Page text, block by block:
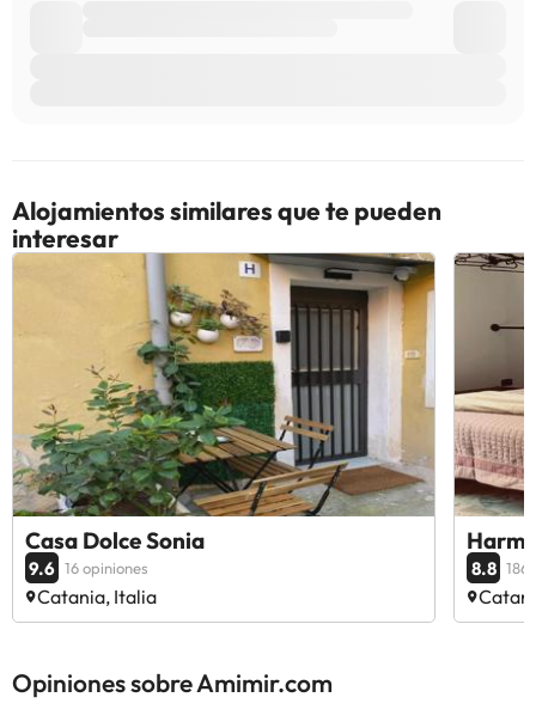
Alojamientos similares que te pueden
interesar
Casa Dolce Sonia
9.6 16 opiniones
Catania, Italia
8.8 186
Opiniones sobre Amimir.com